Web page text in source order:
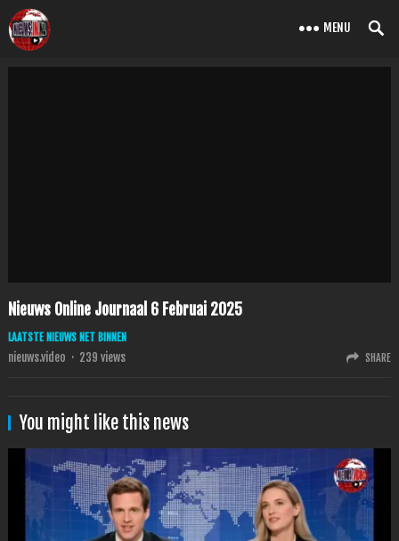
MENU
Nieuws Online Journaal 6 Februai 2025
LAATSTE NIEUWS NET BINNEN
nieuws.video · 239 views SHARE
You might like this news